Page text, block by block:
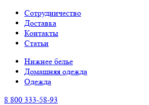
Cотрудничество
Доставка
Контакты
Статьи
Нижнее белье
Домашняя одежда
Одежда
8 800 333-58-93